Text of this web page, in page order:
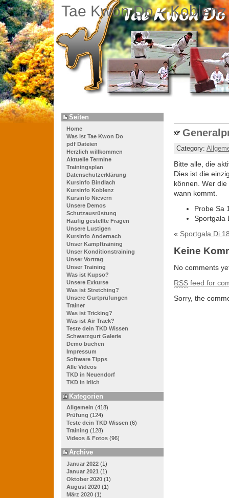
Tae Kwon Do –
Seiten
Home
Was ist Tae Kwon Do
pdf Dateien
Herzlich willkommen
Aktuelle Termine
Trainingsplan
Datenschutzerklärung
Kursinfo Bindlach
Kursinfo Koblenz
Kursinfo Nievern
Unsere Demos
Schutzausrüstung
Häufig gestellte Fragen
Unsere Lustigen
Kursinfo Andernach
Unser Kampftraining
Unser Konditionstraining
Unser Vortrag
Unser Training
Was ist Kupso?
Unsere Exkurse
Was ist Stretching?
Unsere Gurtprüfungen
Trainer
Was ist Tricking?
Was ist Air Track?
Teste dein TKD Wissen
Schwarzgurt Galerie
Demo buchen
Impressum
Software Tipps
Alle Videos
TKD in Neuendorf
TKD in Irlich
Kategorien
Allgemein (418)
Prüfung (124)
Teste dein TKD Wissen (6)
Training (128)
Videos & Fotos (96)
Archive
Januar 2022 (1)
Januar 2021 (1)
Oktober 2020 (1)
August 2020 (1)
März 2020 (1)
Category:
Bitte alle, die
Dies ist die
können. Wer
wann kommt.
Probe Sa
Sportgala
« Sportgala Di
Keine
No comments
RSS feed for
Sorry, the